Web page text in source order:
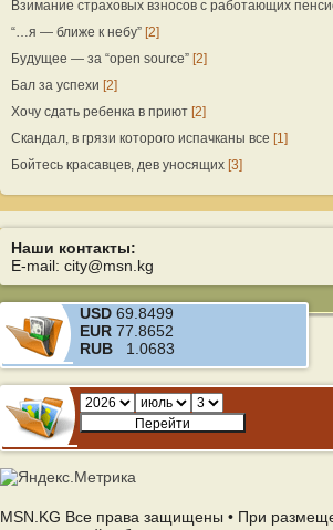
Взимание страховых взносов с работающих
“…я — ближе к небу” [2]
Будущее — за “open source” [2]
Бал за успехи [2]
Хочу сдать ребенка в приют [2]
Скандал, в грязи которого испачканы все [1]
Бойтесь красавцев, дев уносящих [3]
Наши контакты:
E-mail: city@msn.kg
USD 69.8499
EUR 77.8652
RUB 1.0683
MSN.KG Все права защищены • При